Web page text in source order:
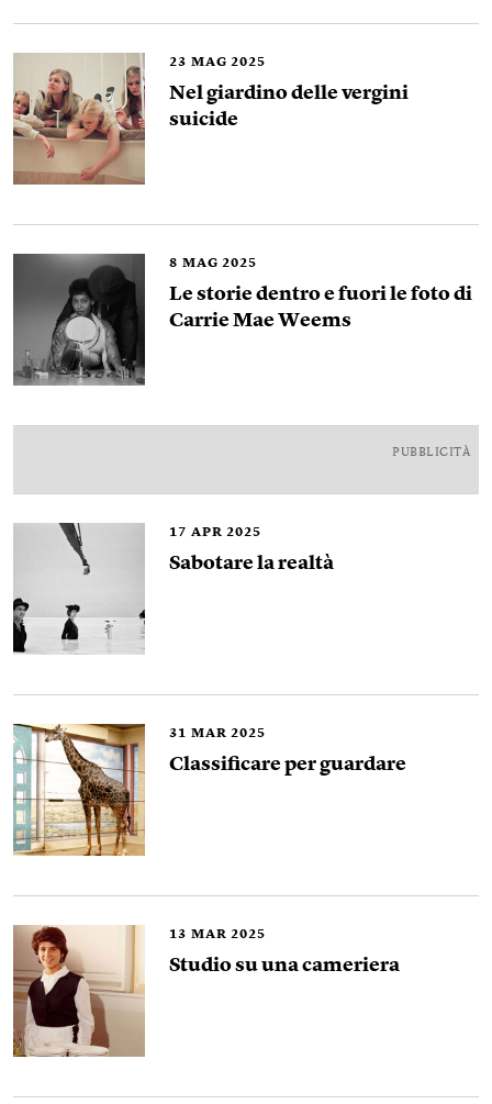
23 MAG 2025
Nel giardino delle vergini
suicide
8 MAG 2025
Le storie dentro e fuori le foto di
Carrie Mae Weems
PUBBLICITÀ
17 APR 2025
Sabotare la realtà
31 MAR 2025
Classificare per guardare
13 MAR 2025
Studio su una cameriera